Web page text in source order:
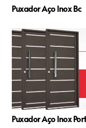
Puxador Aço Inox Bc
Puxador Aço Inox